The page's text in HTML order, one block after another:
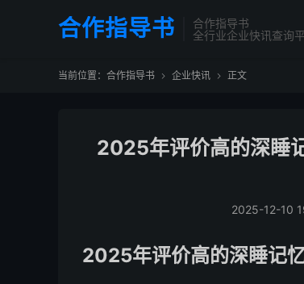
合作指导书
合作指导书
全行业企业快讯查询
当前位置： 合作指导书  企业快讯  正文
2025年评价高的深睡
2025-12-10
2025年评价高的深睡记